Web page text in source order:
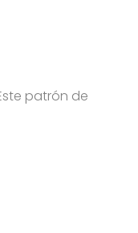
patrón de